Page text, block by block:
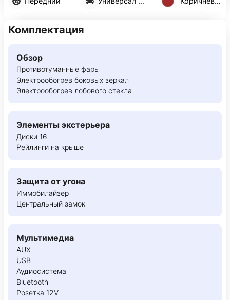
Комплектация
Обзор
Противотуманные фары
Электрообогрев боковых зеркал
Электрообогрев лобового стекла
Элементы экстерьера
Диски 16
Рейлинги на крыше
Защита от угона
Иммобилайзер
Центральный замок
Мультимедиа
AUX
USB
Аудиосистема
Bluetooth
Розетка 12V